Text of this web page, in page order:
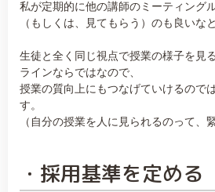
私が定期的に他の講師のミーティング
（もしくは、見てもらう）のも良いな
生徒と全く同じ視点で授業の様子を見
ラインならではなので、
授業の質向上にもつなげていけるので
す。
（自分の授業を人に見られるのって、
・採用基準を定める